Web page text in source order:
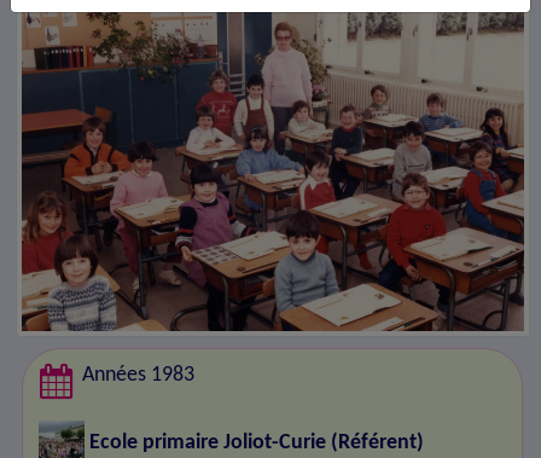
Années 1983
Ecole primaire Joliot-Curie (Référent)